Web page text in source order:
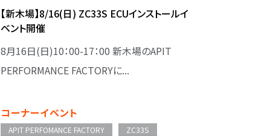
【新木場】8/16(日) ZC33S ECUインストールイ
ベント開催
8月16日(日)10：00-17：00 新木場のAPIT
PERFORMANCE FACTORYに...
コーナーイベント
APIT PERFOMANCE FACTORY
ZC33S